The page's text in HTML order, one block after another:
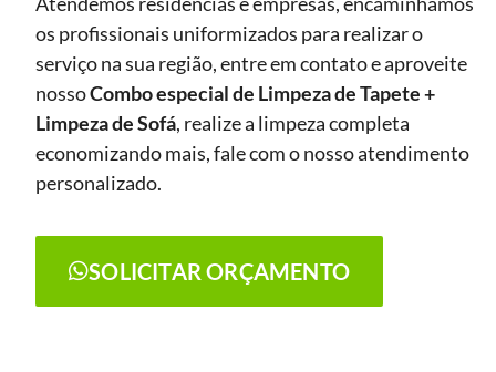
os profissionais uniformizados para realizar o
serviço na sua região, entre em contato e aproveite
nossoCombo especial de Limpeza de Tapete +
Limpeza de Sofá, realize a limpeza completa
economizando mais, fale com o nosso atendimento
personalizado.
SOLICITAR ORÇAMENTO